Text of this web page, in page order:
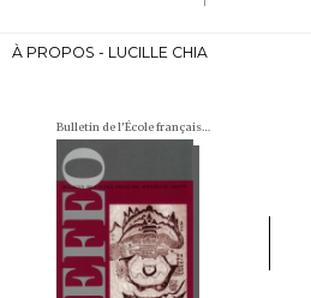
À PROPOS - LUCILLE CHIA
Bulletin de l'École française d'Extrême-Orient (BEFEO)